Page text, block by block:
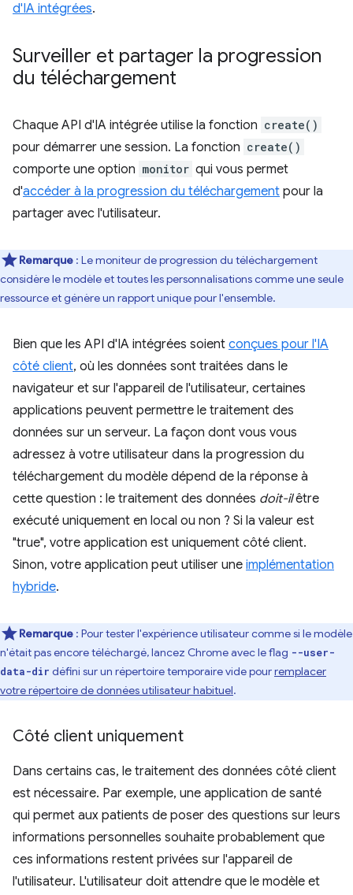
d'IA intégrées.
Surveiller et partager la progression
du téléchargement
Chaque API d'IA intégrée utilise la fonction create()
pour démarrer une session. La fonction create()
comporte une option monitor qui vous permet
d'accéder à la progression du téléchargement pour la
partager avec l'utilisateur.
Remarque : Le moniteur de progression du téléchargement
considère le modèle et toutes les personnalisations comme une seule
ressource et génère un rapport unique pour l'ensemble.
Bien que les API d'IA intégrées soient conçues pour l'IA
côté client, où les données sont traitées dans le
navigateur et sur l'appareil de l'utilisateur, certaines
applications peuvent permettre le traitement des
données sur un serveur. La façon dont vous vous
adressez à votre utilisateur dans la progression du
téléchargement du modèle dépend de la réponse à
cette question : le traitement des données doit-ilêtre
exécuté uniquement en local ou non ? Si la valeur est
"true", votre application est uniquement côté client.
Sinon, votre application peut utiliser une implémentation
hybride.
Remarque : Pour tester l'expérience utilisateur comme si le modèle
n'était pas encore téléchargé, lancez Chrome avec le flag --user-
data-dir défini sur un répertoire temporaire vide pourremplacer
votre répertoire de données utilisateur habituel.
Côté client uniquement
Dans certains cas, le traitement des données côté client
est nécessaire. Par exemple, une application de santé
qui permet aux patients de poser des questions sur leurs
informations personnelles souhaite probablement que
ces informations restent privées sur l'appareil de
l'utilisateur. L'utilisateur doit attendre que le modèle et